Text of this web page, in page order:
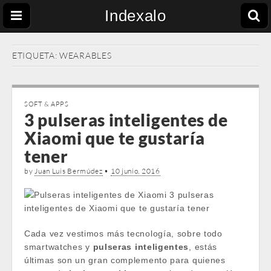
Indexalo
ETIQUETA: WEARABLES
SOFT & APPS
3 pulseras inteligentes de
Xiaomi que te gustaría
tener
byJuan Luis Bermúdez • 10 junio, 2016
Cada vez vestimos más tecnología, sobre todo
smartwatches y pulseras inteligentes
, estás
últimas son un gran complemento para quienes